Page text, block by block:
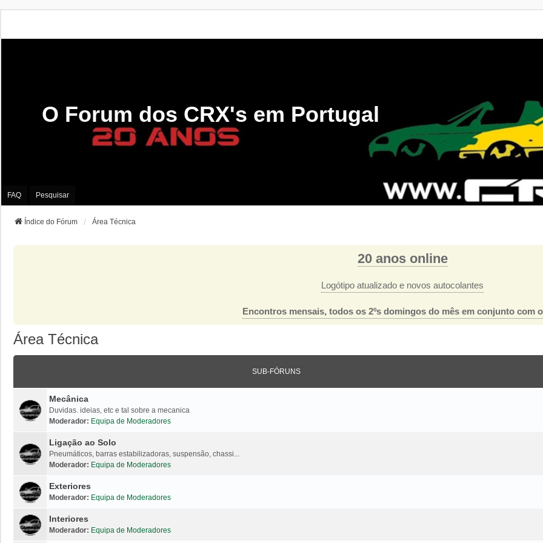
O Forum dos CRX's em Portugal
FAQ Pesquisar
Índice do Fórum Área Técnica
20 anos online
Logótipo atualizado e novos autocolantes
Encontros mensais, todos os 2ºs domingos do mês em conjunto com
Área Técnica
SUB-FÓRUNS
Mecânica
Duvidas. ideias, etc e tal sobre a mecanica
Moderador: Equipa de Moderadores
Ligação ao Solo
Pneumáticos, barras estabilizadoras, suspensão, chassi...
Moderador: Equipa de Moderadores
Exteriores
Moderador: Equipa de Moderadores
Interiores
Moderador: Equipa de Moderadores